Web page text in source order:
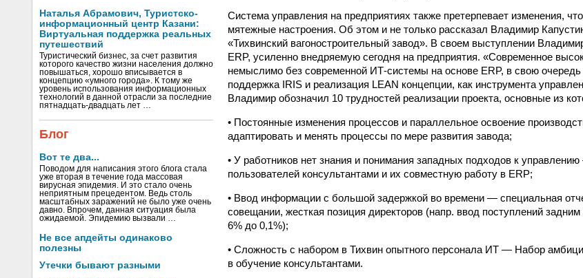
Наталья Абрамович, Туристско-
информационный центр Казани:
Виртуальная поддержка реальных
путешествий
Туристический бизнес, за счет развития
которого качество жизни населения должно
повышаться, хорошо вписывается в
концепцию «умного города». К тому же
уровень использования информационных
технологий в данной отрасли за последние
пятнадцать-двадцать лет …
Блог
Вот те два...
Поводом для написания этого блога стала
уже вторая в течение года массовая
вирусная эпидемия. И это стало очень
неприятным прецедентом. Ведь столь
масштабных заражений не было уже очень
давно. Впрочем, данная ситуация была
ожидаемой. Эпидемию вызвали …
Не все апдейты одинаково
полезны
Утечки бывают разными
Система управления на предприятиях также претерпевает изменения,
мятежные настроения. Об этом и не только рассказал Владимир
«Тихвинский вагоностроительный завод». В своем выступлении
ERP, усиленно внедряемую сегодня на предприятия. «Современное
немыслимо без современной ИТ-системы на основе ERP, в свою
поддержка IRIS и реализация LEAN концепции, как инструмента
Владимир обозначил 10 трудностей реализации проекта, основные из
• Постоянные изменения процессов и параллельное освоение
адаптировать и менять процессы по мере развития завода;
• У работников нет знания и понимания западных подходов к
пользователей консультантами и их совместную работу в ERP;
• Ввод информации с большой задержкой во времени — специальная
совещании, жесткая позиция директоров (напр. ввод поступлений
6% до 0,1%);
• Сложность с набором в Тихвин опытного персонала ИТ — Набор
в обучение консультантами.